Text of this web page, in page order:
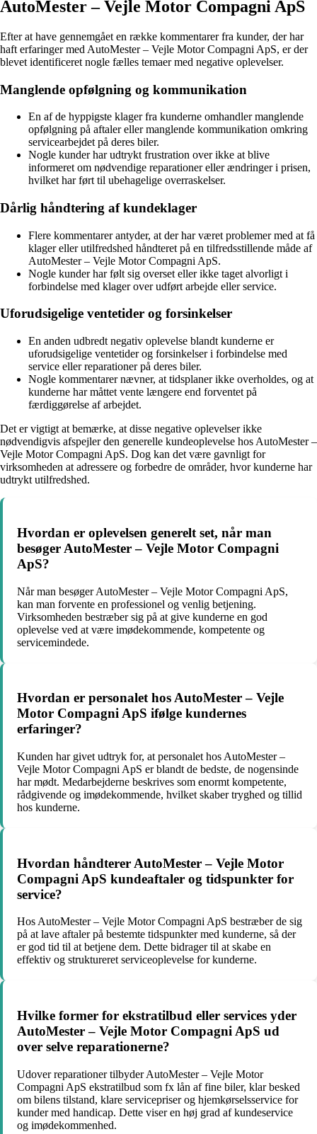
AutoMester – Vejle Motor Compagni ApS
Efter at have gennemgået en række kommentarer fra kunder, der har
haft erfaringer med AutoMester – Vejle Motor Compagni ApS, er der
blevet identificeret nogle fælles temaer med negative oplevelser.
Manglende opfølgning og kommunikation
En af de hyppigste klager fra kunderne omhandler manglende
opfølgning på aftaler eller manglende kommunikation omkring
servicearbejdet på deres biler.
Nogle kunder har udtrykt frustration over ikke at blive
informeret om nødvendige reparationer eller ændringer i prisen,
hvilket har ført til ubehagelige overraskelser.
Dårlig håndtering af kundeklager
Flere kommentarer antyder, at der har været problemer med at få
klager eller utilfredshed håndteret på en tilfredsstillende måde af
AutoMester – Vejle Motor Compagni ApS.
Nogle kunder har følt sig overset eller ikke taget alvorligt i
forbindelse med klager over udført arbejde eller service.
Uforudsigelige ventetider og forsinkelser
En anden udbredt negativ oplevelse blandt kunderne er
uforudsigelige ventetider og forsinkelser i forbindelse med
service eller reparationer på deres biler.
Nogle kommentarer nævner, at tidsplaner ikke overholdes, og at
kunderne har måttet vente længere end forventet på
færdiggørelse af arbejdet.
Det er vigtigt at bemærke, at disse negative oplevelser ikke
nødvendigvis afspejler den generelle kundeoplevelse hos AutoMester –
Vejle Motor Compagni ApS. Dog kan det være gavnligt for
virksomheden at adressere og forbedre de områder, hvor kunderne har
udtrykt utilfredshed.
Hvordan er oplevelsen generelt set, når man
besøger AutoMester – Vejle Motor Compagni
ApS?
Når man besøger AutoMester – Vejle Motor Compagni ApS,
kan man forvente en professionel og venlig betjening.
Virksomheden bestræber sig på at give kunderne en god
oplevelse ved at være imødekommende, kompetente og
servicemindede.
Hvordan er personalet hos AutoMester – Vejle
Motor Compagni ApS ifølge kundernes
erfaringer?
Kunden har givet udtryk for, at personalet hos AutoMester –
Vejle Motor Compagni ApS er blandt de bedste, de nogensinde
har mødt. Medarbejderne beskrives som enormt kompetente,
rådgivende og imødekommende, hvilket skaber tryghed og tillid
hos kunderne.
Hvordan håndterer AutoMester – Vejle Motor
Compagni ApS kundeaftaler og tidspunkter for
service?
Hos AutoMester – Vejle Motor Compagni ApS bestræber de sig
på at lave aftaler på bestemte tidspunkter med kunderne, så der
er god tid til at betjene dem. Dette bidrager til at skabe en
effektiv og struktureret serviceoplevelse for kunderne.
Hvilke former for ekstratilbud eller services yder
AutoMester – Vejle Motor Compagni ApS ud
over selve reparationerne?
Udover reparationer tilbyder AutoMester – Vejle Motor
Compagni ApS ekstratilbud som fx lån af fine biler, klar besked
om bilens tilstand, klare servicepriser og hjemkørselsservice for
kunder med handicap. Dette viser en høj grad af kundeservice
og imødekommenhed.